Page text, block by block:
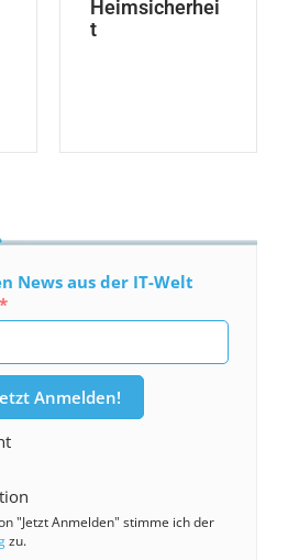
Heimsicherhei
t
News aus der IT-Welt
Anmelden!
"Jetzt Anmelden" stimme ich der
zu.